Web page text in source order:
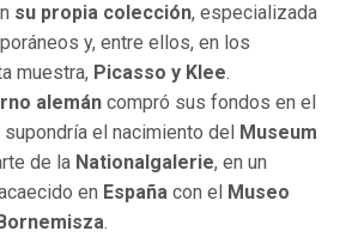
su propia colección, especializada
y, entre ellos, en los
muestra, Picasso y Klee.
alemán compró sus fondos en el
el nacimiento del
Museum
de la Nationalgalerie, en un
en España con el
Museo
.